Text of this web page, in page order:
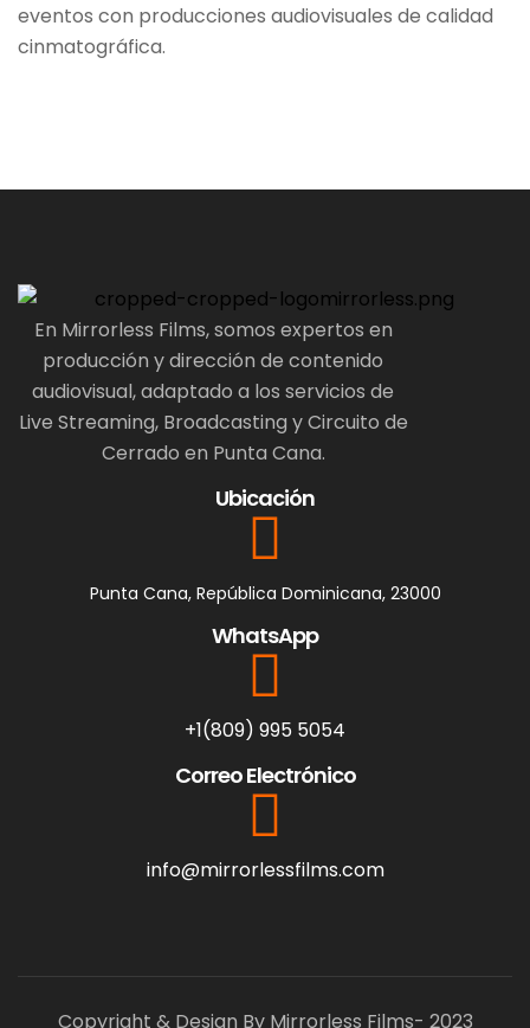
eventos con producciones audiovisuales de calidad
cinmatográfica.
En Mirrorless Films, somos expertos en
producción y dirección de contenido
audiovisual, adaptado a los servicios de
Live Streaming, Broadcasting y Circuito de
Cerrado en Punta Cana.
Ubicación
Punta Cana, República Dominicana, 23000
WhatsApp
+1(809) 995 5054
Correo Electrónico
info@mirrorlessfilms.com
Copyright & Design By Mirrorless Films- 2023